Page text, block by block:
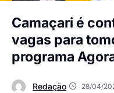
Camaçari é
vagas para
programa
Redação 28/04/